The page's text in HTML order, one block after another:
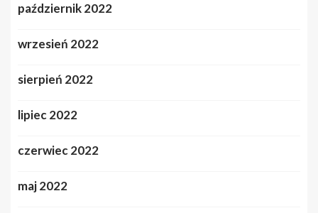
październik 2022
wrzesień 2022
sierpień 2022
lipiec 2022
czerwiec 2022
maj 2022